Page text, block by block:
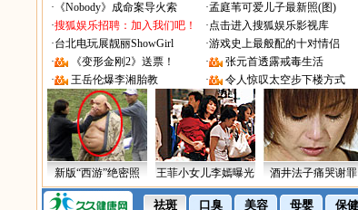
· 《Nobody》成命案导火索 ·孟庭苇可爱儿子最新照(图)
·搜狐娱乐招聘：加入我们吧！ ·点击进入搜狐娱乐影视库
·台北电玩展靓丽ShowGirl ·游戏史上最般配的十对情侣
·
《变形金刚2》送票！ ·
张元首透露戒毒生活
·
王岳伦爆李湘胎教 · 令人惊叹太空步下楼方式
新版“西游”绝密照 王菲小女儿李嫣曝光 酒井法子痛哭谢罪